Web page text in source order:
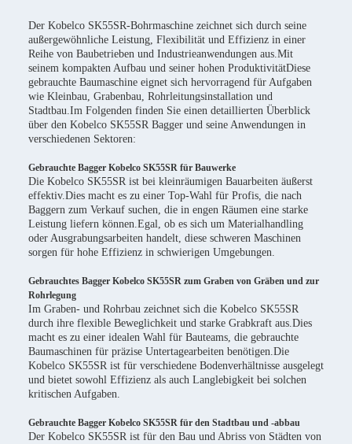
Der Kobelco SK55SR-Bohrmaschine zeichnet sich durch seine
außergewöhnliche Leistung, Flexibilität und Effizienz in einer
Reihe von Baubetrieben und Industrieanwendungen aus.Mit
seinem kompakten Aufbau und seiner hohen ProduktivitätDiese
gebrauchte Baumaschine eignet sich hervorragend für Aufgaben
wie Kleinbau, Grabenbau, Rohrleitungsinstallation und
Stadtbau.Im Folgenden finden Sie einen detaillierten Überblick
über den Kobelco SK55SR Bagger und seine Anwendungen in
verschiedenen Sektoren:
Gebrauchte Bagger Kobelco SK55SR für Bauwerke
Die Kobelco SK55SR ist bei kleinräumigen Bauarbeiten äußerst
effektiv.Dies macht es zu einer Top-Wahl für Profis, die nach
Baggern zum Verkauf suchen, die in engen Räumen eine starke
Leistung liefern können.Egal, ob es sich um Materialhandling
oder Ausgrabungsarbeiten handelt, diese schweren Maschinen
sorgen für hohe Effizienz in schwierigen Umgebungen.
Gebrauchtes Bagger Kobelco SK55SR zum Graben von Gräben und zur
Rohrlegung
Im Graben- und Rohrbau zeichnet sich die Kobelco SK55SR
durch ihre flexible Beweglichkeit und starke Grabkraft aus.Dies
macht es zu einer idealen Wahl für Bauteams, die gebrauchte
Baumaschinen für präzise Untertagearbeiten benötigen.Die
Kobelco SK55SR ist für verschiedene Bodenverhältnisse ausgelegt
und bietet sowohl Effizienz als auch Langlebigkeit bei solchen
kritischen Aufgaben.
Gebrauchte Bagger Kobelco SK55SR für den Stadtbau und -abbau
Der Kobelco SK55SR ist für den Bau und Abriss von Städten von